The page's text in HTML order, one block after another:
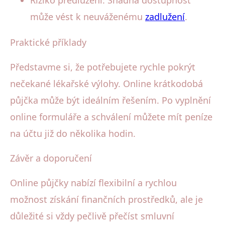
může vést k neuváženému zadlužení.
Praktické příklady
Představme si, že potřebujete rychle pokrýt
nečekané lékařské výlohy. Online krátkodobá
půjčka může být ideálním řešením. Po vyplnění
online formuláře a schválení můžete mít peníze
na účtu již do několika hodin.
Závěr a doporučení
Online půjčky nabízí flexibilní a rychlou
možnost získání finančních prostředků, ale je
důležité si vždy pečlivě přečíst smluvní